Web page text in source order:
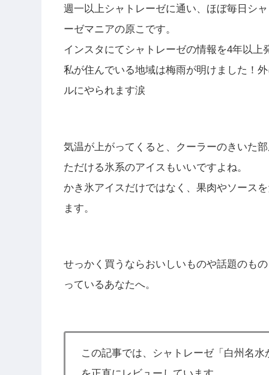
週一以上シャトレーゼに通い、ほぼ毎日シ
ーゼマニアの原こです。
インスタにてシャトレーゼの情報を4年以上
私が住んでいる地域は梅雨が明けました！
ルにやられます涙
気温が上がってくると、クーラーのきいた
ただける氷系のアイスもいいですよね。
かき氷アイスだけではなく、果肉やソース
ます。
せっかく買うならおいしいものや話題のも
っているあなたへ。
この記事では、シャトレーゼ「白州名